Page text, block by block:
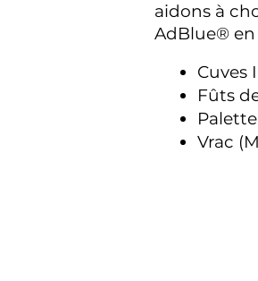
aidons à
AdBlue®
Cuves
Fûts
Vrac